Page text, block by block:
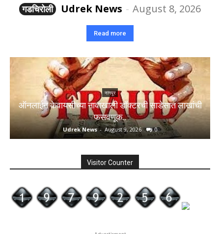
गडचिरोली
Udrek News - August 8, 2026
Read more
नागपूर
ऑनलाईन केवायसीच्या नावाखाली डॉक्टरची साडेसात लाखांची
फसवणूक..
Udrek News - August 9, 2026 0
Visitor Counter